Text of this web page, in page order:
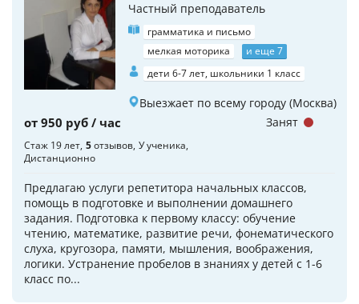
Частный преподаватель
грамматика и письмо
мелкая моторика
и еще 7
дети 6-7 лет, школьники 1 класс
Выезжает по всему городу (Москва)
от 950 руб / час
Стаж 19 лет 5отзывов У ученика
Дистанционно
Предлагаю услуги репетитора начальных классов,
помощь в подготовке и выполнении домашнего
задания. Подготовка к первому классу: обучение
чтению, математике, развитие речи, фонематического
слуха, кругозора, памяти, мышления, воображения,
логики. Устранение пробелов в знаниях у детей с 1-6
класс по...
Занят